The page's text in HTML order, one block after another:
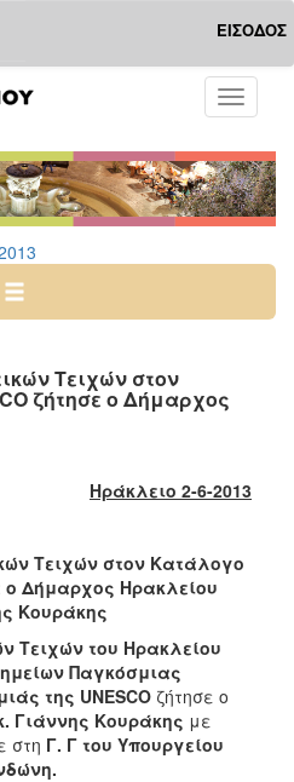
ΕΙΣΟΔΟΣ
Toggle
Τειχών στον
ζήτησε ο Δήμαρχος
Ηράκλειο 2-6-2013
Τειχών στον Κατάλογο
ο Δήμαρχος Ηρακλείου
Κουράκης
Τειχών του Ηρακλείου
Παγκόσμιας
της UNESCO ζήτησε ο
Γιάννης Κουράκης με
στη Γ. Γ του Υπουργείου